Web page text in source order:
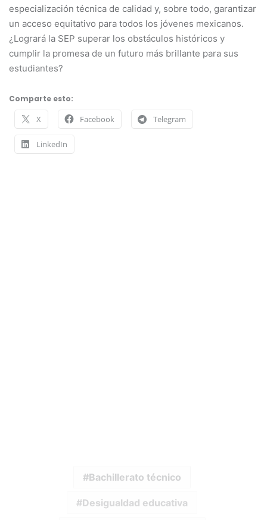
especialización técnica de calidad y, sobre todo, garantizar
un acceso equitativo para todos los jóvenes mexicanos.
¿Logrará la SEP superar los obstáculos históricos y
cumplir la promesa de un futuro más brillante para sus
estudiantes?
Comparte esto:
X Facebook Telegram
LinkedIn
Bachillerato técnico
Desigualdad educativa